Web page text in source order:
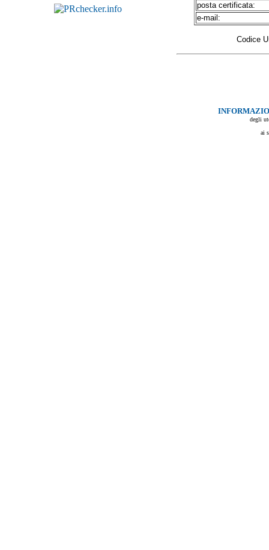
posta certificata:
e-mail:
Codice
degli
ai